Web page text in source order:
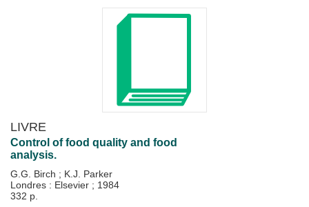
LIVRE
Control of food quality and food
analysis.
G.G. Birch ; K.J. Parker
Londres : Elsevier ; 1984
332 p.